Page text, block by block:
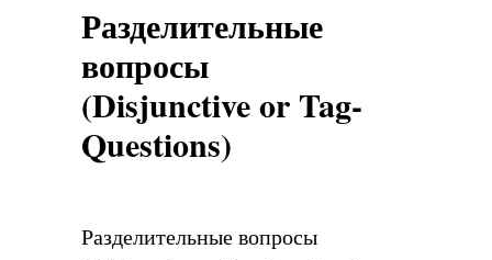
Разделительные
вопросы
(Disjunctive or Tag-
Questions)
Разделительные вопросы